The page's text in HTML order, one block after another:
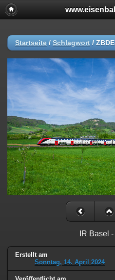
Startseite / Schlagwort /
IR Basel
Erstellt am
Sonntag, 14. April 2024